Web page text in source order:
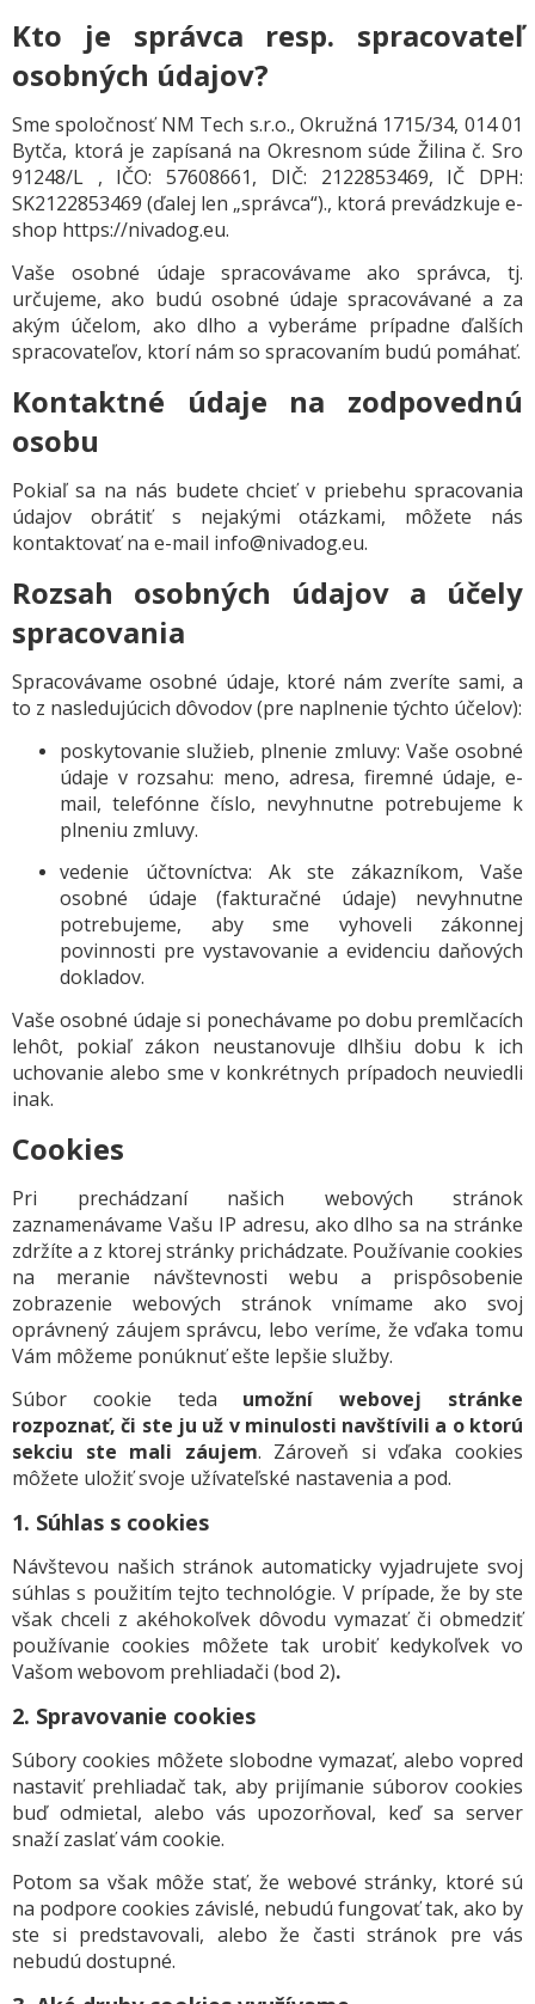
Kto je správca resp. spracovateľ
osobných údajov?
Sme spoločnosť NM Tech s.r.o., Okružná 1715/34, 014 01
Bytča, ktorá je zapísaná na Okresnom súde Žilina č. Sro
91248/L , IČO: 57608661, DIČ: 2122853469, IČ DPH:
SK2122853469 (ďalej len „správca“)., ktorá prevádzkuje e-
shop https://nivadog.eu.
Vaše osobné údaje spracovávame ako správca, tj.
určujeme, ako budú osobné údaje spracovávané a za
akým účelom, ako dlho a vyberáme prípadne ďalších
spracovateľov, ktorí nám so spracovaním budú pomáhať.
Kontaktné údaje na zodpovednú
osobu
Pokiaľ sa na nás budete chcieť v priebehu spracovania
údajov obrátiť s nejakými otázkami, môžete nás
kontaktovať na e-mail info@nivadog.eu.
Rozsah osobných údajov a účely
spracovania
Spracovávame osobné údaje, ktoré nám zveríte sami, a
to z nasledujúcich dôvodov (pre naplnenie týchto účelov):
poskytovanie služieb, plnenie zmluvy: Vaše osobné
údaje v rozsahu: meno, adresa, firemné údaje, e-
mail, telefónne číslo, nevyhnutne potrebujeme k
plneniu zmluvy.
vedenie účtovníctva: Ak ste zákazníkom, Vaše
osobné údaje (fakturačné údaje) nevyhnutne
potrebujeme, aby sme vyhoveli zákonnej
povinnosti pre vystavovanie a evidenciu daňových
dokladov.
Vaše osobné údaje si ponechávame po dobu premlčacích
lehôt, pokiaľ zákon neustanovuje dlhšiu dobu k ich
uchovanie alebo sme v konkrétnych prípadoch neuviedli
inak.
Cookies
Pri prechádzaní našich webových stránok
zaznamenávame Vašu IP adresu, ako dlho sa na stránke
zdržíte a z ktorej stránky prichádzate. Používanie cookies
na meranie návštevnosti webu a prispôsobenie
zobrazenie webových stránok vnímame ako svoj
oprávnený záujem správcu, lebo veríme, že vďaka tomu
Vám môžeme ponúknuť ešte lepšie služby.
Súbor cookie teda umožní webovej stránke
rozpoznať, či ste ju už v minulosti navštívili a o ktorú
sekciu ste mali záujem. Zároveň si vďaka cookies
môžete uložiť svoje užívateľské nastavenia a pod.
1. Súhlas s cookies
Návštevou našich stránok automaticky vyjadrujete svoj
súhlas s použitím tejto technológie. V prípade, že by ste
však chceli z akéhokoľvek dôvodu vymazať či obmedziť
používanie cookies môžete tak urobiť kedykoľvek vo
Vašom webovom prehliadači (bod 2).
2. Spravovanie cookies
Súbory cookies môžete slobodne vymazať, alebo vopred
nastaviť prehliadač tak, aby prijímanie súborov cookies
buď odmietal, alebo vás upozorňoval, keď sa server
snaží zaslať vám cookie.
Potom sa však môže stať, že webové stránky, ktoré sú
na podpore cookies závislé, nebudú fungovať tak, ako by
ste si predstavovali, alebo že časti stránok pre vás
nebudú dostupné.